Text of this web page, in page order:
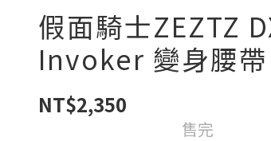
假面騎士ZEZTZ
Invoker 變身腰帶
NT$2,350
售完